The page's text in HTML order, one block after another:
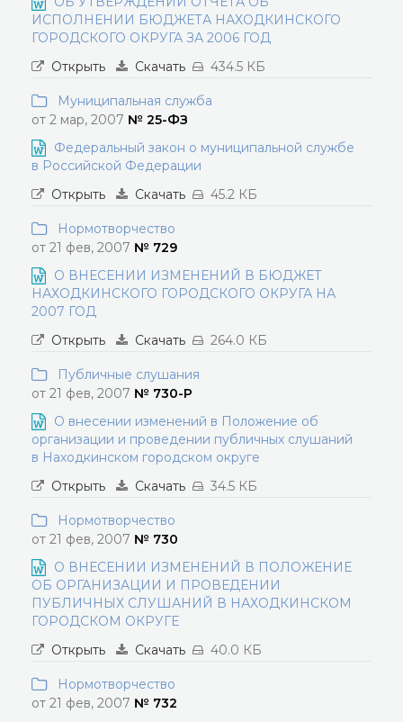
ИСПОЛНЕНИИ БЮДЖЕТА НАХОДКИНСКОГО
ГОРОДСКОГО ОКРУГА ЗА 2006 ГОД
Открыть
Скачать 434.5 КБ
Муниципальная служба
от 2 мар, 2007 № 25-ФЗ
Федеральный закон о муниципальной службе
в Российской Федерации
Открыть
Скачать 45.2 КБ
Нормотворчество
от 21 фев, 2007 № 729
О ВНЕСЕНИИ ИЗМЕНЕНИЙ В БЮДЖЕТ
НАХОДКИНСКОГО ГОРОДСКОГО ОКРУГА НА
2007 ГОД
Открыть
Скачать 264.0 КБ
Публичные слушания
от 21 фев, 2007 № 730-Р
О внесении изменений в Положение об
организации и проведении публичных слушаний
в Находкинском городском округе
Открыть
Скачать 34.5 КБ
Нормотворчество
от 21 фев, 2007 № 730
О ВНЕСЕНИИ ИЗМЕНЕНИЙ В ПОЛОЖЕНИЕ
ОБ ОРГАНИЗАЦИИ И ПРОВЕДЕНИИ
ПУБЛИЧНЫХ СЛУШАНИЙ В НАХОДКИНСКОМ
ГОРОДСКОМ ОКРУГЕ
Открыть
Скачать 40.0 КБ
Нормотворчество
от 21 фев, 2007 № 732